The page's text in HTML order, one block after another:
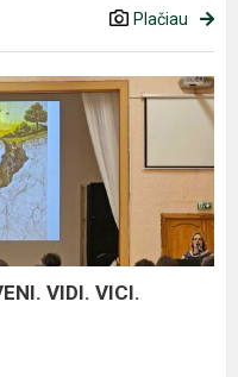
Plačiau
VIDI. VICI.